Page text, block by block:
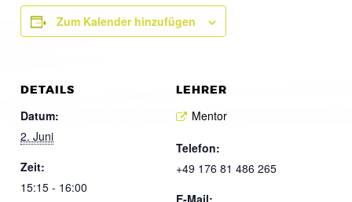
Zum Kalender hinzufügen
DETAILS
Datum:
2. Juni
Zeit:
15:15 - 16:00
LEHRER
Mentor
Telefon:
+49 176 81 486 265
E-Mail: